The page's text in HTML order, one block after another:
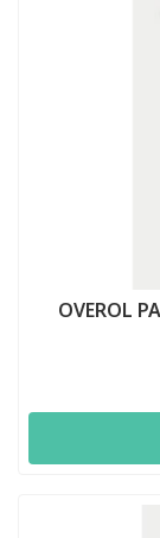
OVEROL